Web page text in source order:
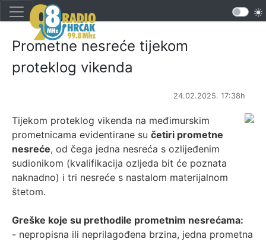
Prometne nesreće tijekom
proteklog vikenda
24.02.2025. 17:38h
Tijekom proteklog vikenda na međimurskim
prometnicama evidentirane su četiri prometne
nesreće, od čega jedna nesreća s ozlijeđenim
sudionikom (kvalifikacija ozljeda bit će poznata
naknadno) i tri nesreće s nastalom materijalnom
štetom.
Greške koje su prethodile prometnim nesrećama:
- nepropisna ili neprilagođena brzina, jedna prometna